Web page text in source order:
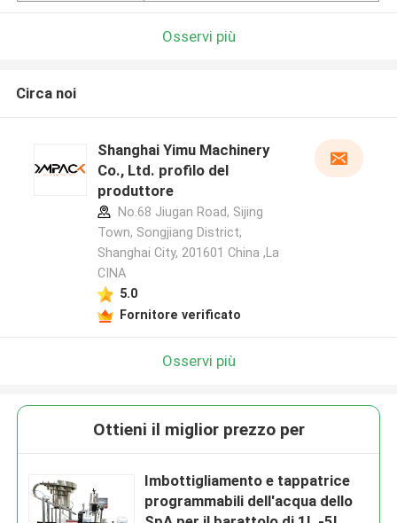
Osservi più
Circa noi
Shanghai Yimu Machinery
Co., Ltd. profilo del
produttore
No.68 Jiugan Road, Sijing
Town, Songjiang District,
Shanghai City, 201601 China ,La
CINA
5.0
Fornitore verificato
Osservi più
Ottieni il miglior prezzo per
Imbottigliamento e tappatrice
programmabili dell'acqua dello